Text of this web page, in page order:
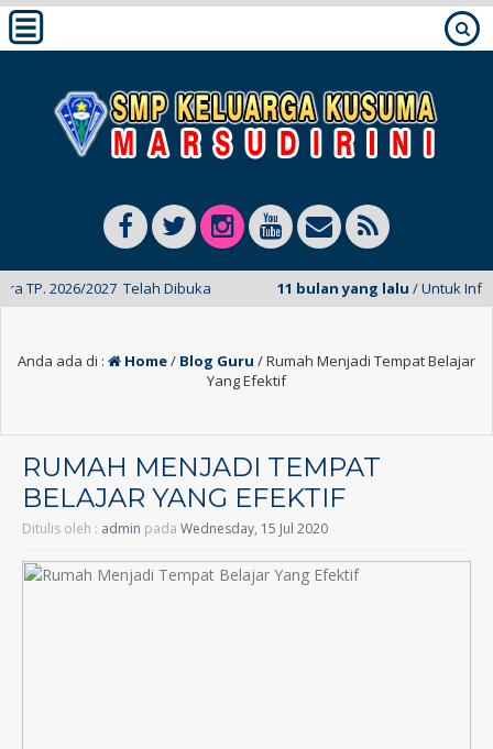
2027 Telah Dibuka 11 bulan yang lalu/ Untuk Informasi
Anda ada di : Home/ Blog Guru /Rumah Menjadi Tempat Belajar
Yang Efektif
RUMAH MENJADI TEMPAT
BELAJAR YANG EFEKTIF
Ditulis oleh : admin pada Wednesday, 15 Jul 2020